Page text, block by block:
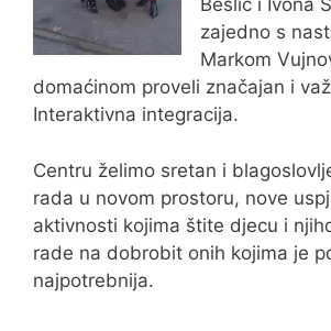
Bešlič i Ivona
zajedno s
Markom
domaćinom proveli značajan i
Interaktivna integracija.
Centru želimo sretan i
rada u novom prostoru, nove
aktivnosti kojima štite djecu i
rade na dobrobit onih kojima je
najpotrebnija.